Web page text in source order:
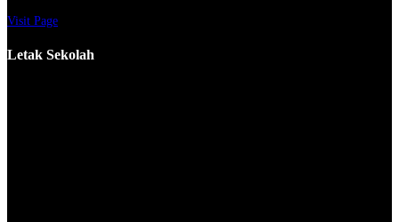
Visit Page
Letak Sekolah